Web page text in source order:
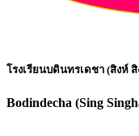
โรงเรียนบดินทรเดชา (สิงห์
Bodindecha (Sing